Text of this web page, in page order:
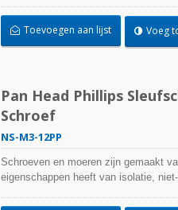
Toevoegen aan lijst Voeg
Pan Head Phillips
Schroef
NS-M3-12PP
Schroeven en moeren zijn gemaakt
eigenschappen heeft van isolatie,